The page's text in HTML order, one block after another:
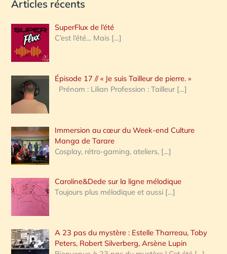
c
e
r
c
h
e
:
Articles récents
SuperFlux de l’été
C’est l’été… Mais […]
Épisode 17 // « Je suis Tailleur de pierre. »
Prénom : Lilian Profession : Tailleur […]
Immersion au cœur du Week-end Culture
Manga de Tarare
Cosplay, rétro-gaming, ateliers, […]
Caroline&Dede sur la ligne mélodique
Toujours plus mélodique et aussi […]
A 23 pas du mystère : Estelle Tharreau, Toby
Peters, Robert Silverberg, Arsène Lupin